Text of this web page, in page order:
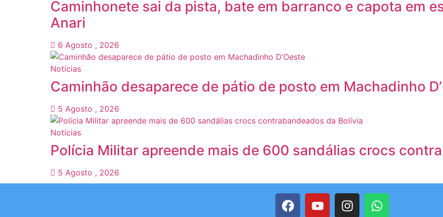
Caminhonete sai da pista, bate em barranco e capota em
Anari
6 Agosto , 2026
Notícias
Caminhão desaparece de pátio de posto em Machadinho
5 Agosto , 2026
Notícias
Polícia Militar apreende mais de 600 sandálias crocs
5 Agosto , 2026